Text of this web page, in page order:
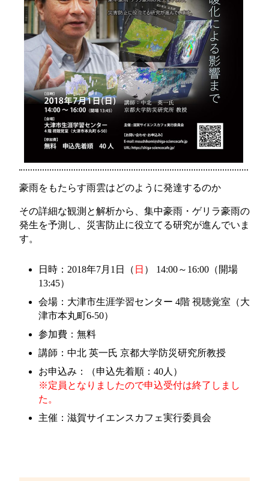
豪雨をもたらす雨雲はどのように発達するのか
その詳細な観測と解析から、集中豪雨・ ゲリラ豪雨の
発生を予測し、 災害防止に役立てる研究が進んでいま
す。
日時：2018年7月1日（ 日 ） 14:00～16:00（開場
13:45）
会場：大津市生涯学習センター 4階 視聴覚室（大
津市本丸町6-50）
参加費：無料
講師：中北 英一氏 京都大学防災研究所教授
お申込み：
（申込先着順：40人）
※定員となりましたので申込受付は終了しまし
た。
主催：滋賀サイエンスカフェ実行委員会